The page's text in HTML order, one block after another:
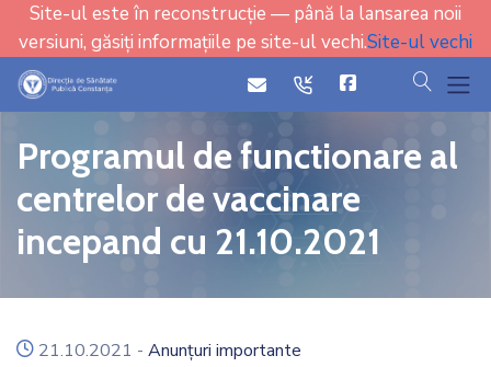
Site-ul este în reconstrucție — până la lansarea noii
versiuni, găsiți informațiile pe site-ul vechi.Site-ul vechi
iconicon cauta
Programul de functionare al
centrelor de vaccinare
incepand cu 21.10.2021
icon
21.10.2021 - Anunțuri importante